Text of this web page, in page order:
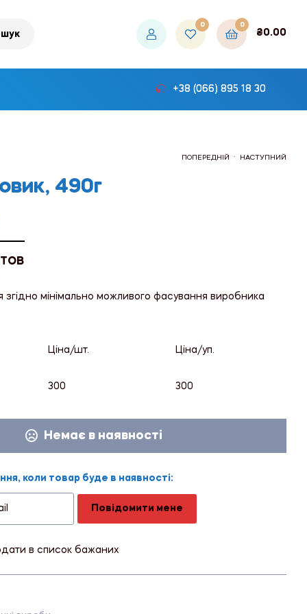
0 0
₴0.00
+38 (066) 895 18 30
ПОПЕРЕДНІЙ НАСТУПНИЙ
490г
ТОВ
згідно мінімально можливого фасування виробника
Ціна/шт. Ціна/уп.
300 300
Немає в наявності
коли товар буде в наявності:
Повідомити мене
в список бажаних